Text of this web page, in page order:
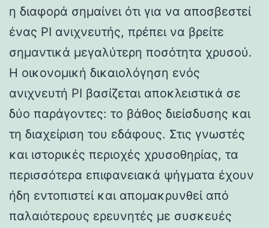
η διαφορά σημαίνει ότι για να αποσβεστεί
ένας PI ανιχνευτής, πρέπει να βρείτε
σημαντικά μεγαλύτερη ποσότητα χρυσού.
Η οικονομική δικαιολόγηση ενός
ανιχνευτή PI βασίζεται αποκλειστικά σε
δύο παράγοντες: το βάθος διείσδυσης και
τη διαχείριση του εδάφους. Στις γνωστές
και ιστορικές περιοχές χρυσοθηρίας, τα
περισσότερα επιφανειακά ψήγματα έχουν
ήδη εντοπιστεί και απομακρυνθεί από
παλαιότερους ερευνητές με συσκευές